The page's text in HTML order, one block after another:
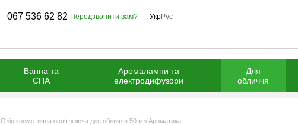
067 536 62 82 Передзвонити вам? УкрРус
Ванна та
СПА
Аромалампи та
електродифузори
Для
обличчя
Олія косметична освітлююча для обличчя 50 мл Ароматика